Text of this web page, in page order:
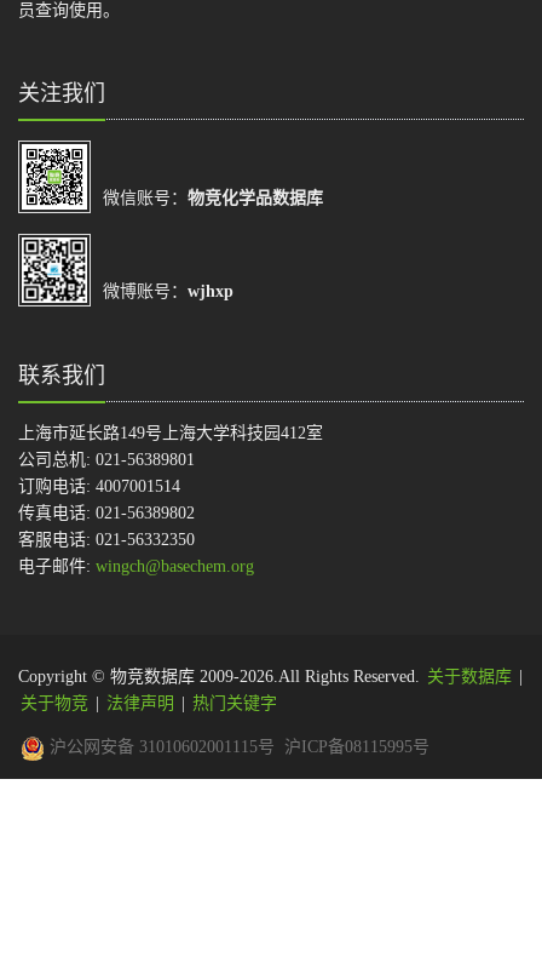
员查询使用。
关注我们
微信账号： 物竞化学品数据库
微博账号： wjhxp
联系我们
上海市延长路149号上海大学科技园412室
公司总机: 021-56389801
订购电话: 4007001514
传真电话: 021-56389802
客服电话: 021-56332350
电子邮件: wingch@basechem.org
Copyright © 物竞数据库 2009-2026.All Rights Reserved. 关于数据库
关于物竞
法律声明 热门关键字
沪公网安备 31010602001115号 沪ICP备08115995号